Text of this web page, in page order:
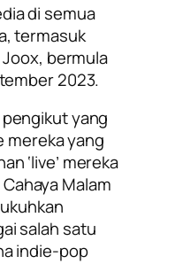
di semua
termasuk
bermula
2023.
yang
mereka yang
‘live’ mereka
Cahaya Malam
salah satu
indie-pop